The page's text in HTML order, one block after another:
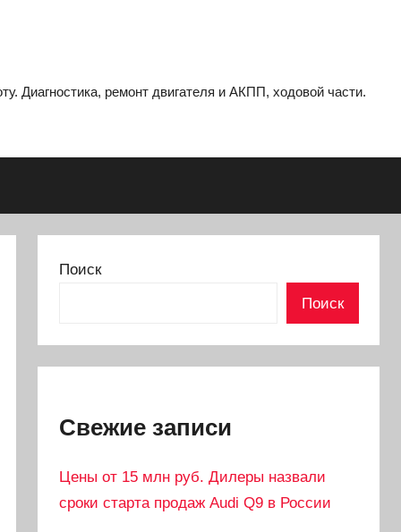
Диагностика, ремонт двигателя и АКПП, ходовой части.
Поиск
Поиск
Свежие записи
Цены от 15 млн руб. Дилеры назвали
сроки старта продаж Audi Q9 в России